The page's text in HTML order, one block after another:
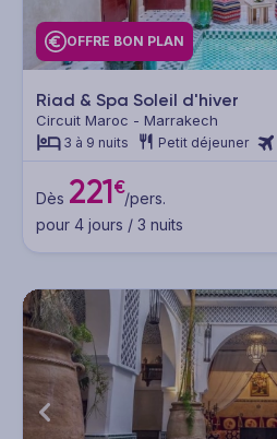
OFFRE BON PLAN
Riad & Spa Soleil d'hiver
Circuit Maroc - Marrakech
3 à 9 nuits Petit déjeuner
Dès 221€/pers.
pour 4 jours / 3 nuits